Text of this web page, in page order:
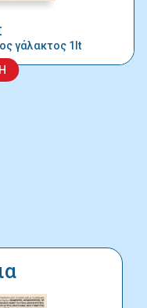
γάλακτος 1lt